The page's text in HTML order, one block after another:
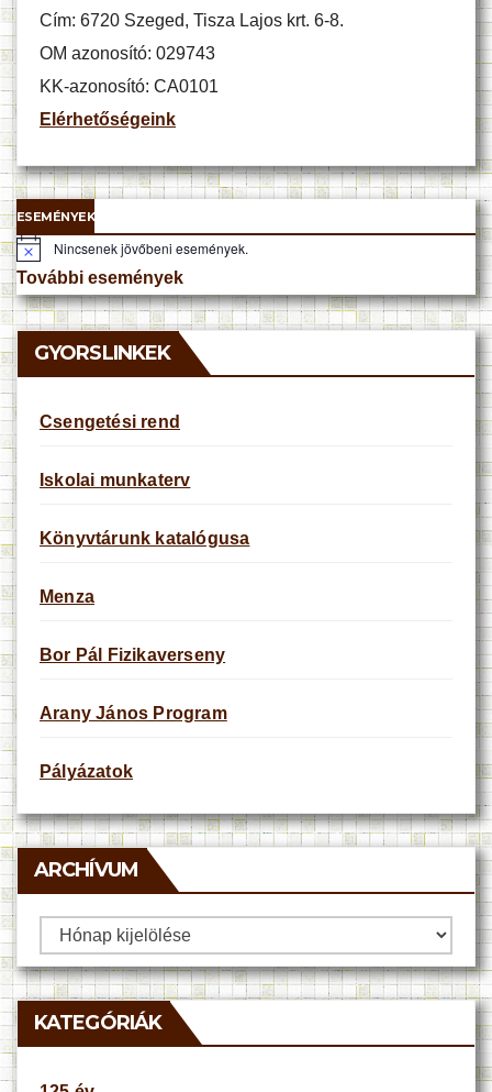
Cím: 6720 Szeged, Tisza Lajos krt. 6-8.
OM azonosító: 029743
KK-azonosító: CA0101
Elérhetőségeink
ESEMÉNYEK
N
o
t
i
c
e
Nincsenek jövőbeni események.
További események
GYORSLINKEK
Csengetési rend
Iskolai munkaterv
Könyvtárunk katalógusa
Menza
Bor Pál Fizikaverseny
Arany János Program
Pályázatok
ARCHÍVUM
Archívum
KATEGÓRIÁK